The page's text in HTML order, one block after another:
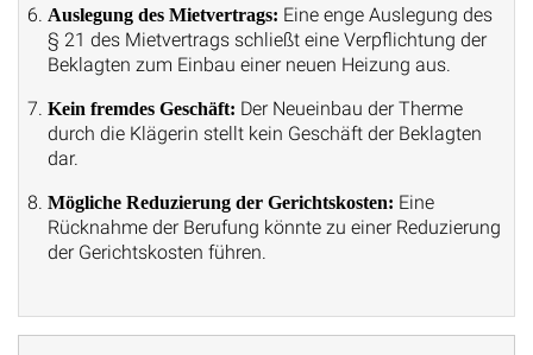
Auslegung des Mietvertrags: Eine enge Auslegung des
§ 21 des Mietvertrags schließt eine Verpflichtung der
Beklagten zum Einbau einer neuen Heizung aus.
Kein fremdes Geschäft: Der Neueinbau der Therme
durch die Klägerin stellt kein Geschäft der Beklagten
dar.
Mögliche Reduzierung der Gerichtskosten: Eine
Rücknahme der Berufung könnte zu einer Reduzierung
der Gerichtskosten führen.